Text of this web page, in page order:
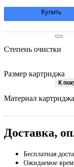
Купить
Степень очистки
Размер картриджа
Материал картриджа
Доставка,
Бесплатная
Ожидаемое
К